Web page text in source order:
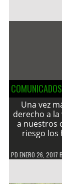
Una vez
derecho a
a nuestros
riesgo los
PD ENERO 26, 2017